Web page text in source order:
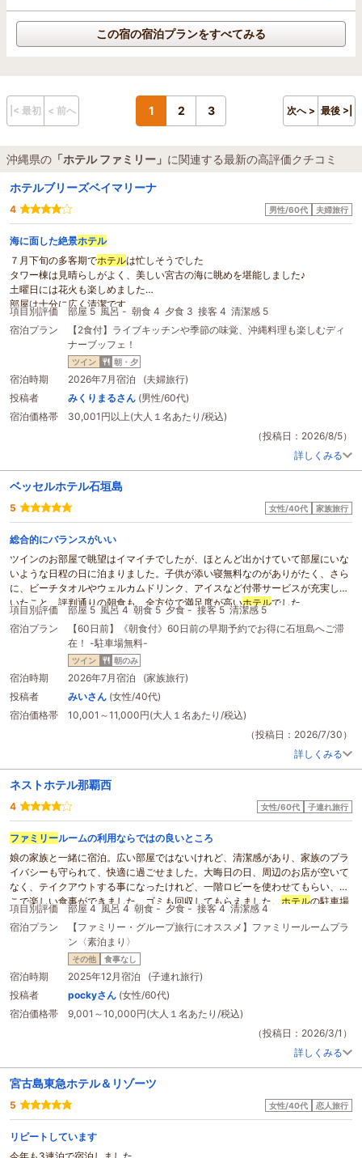
この宿の宿泊プランをすべてみる
|< 最初 < 前へ 1 2 3 次へ > 最後 >|
沖縄県の 「ホテル ファミリー」 に関連する最新の高評価クチコミ
ホテルブリーズベイマリーナ
4 男性/60代 夫婦旅行
海に面した絶景ホテル
７月下旬の多客期でホテルは忙しそうでした
タワー棟は見晴らしがよく、美しい宮古の海に眺めを堪能しました♪
土曜日には花火も楽しめました
部屋は十分に広く清潔です
リゾート内の移動はバスもありますが、トゥクトゥクがまっすぐ目的地まで連
れて行ってくれて快適でした！
フロントにスタッフに外国の方がいて、言葉が聞き取れず、質問しても答えて
くれなかったのが残念でした。その方以外は忙しい中でも丁寧で感じのよい対
応でした
ホテル
ファミリー
向けの設定なのか、夕食のメニューはもう一工夫して
ほしいです。
海もきれいで便利な ホテルでした
項目別評価 部屋 5 風呂 - 朝食 4 夕食 3 接客 4 清潔感 5
宿泊プラン
【2食付】ライブキッチンや季節の味覚、沖縄料理も楽しむディ
ナーブッフェ！
ツイン 朝・夕
宿泊時期
2026年7月宿泊 (夫婦旅行)
投稿者
みくりまるさん (男性/60代)
宿泊価格帯
30,001円以上(大人１名あたり/税込)
（投稿日：2026/8/5）
詳しくみる
ベッセルホテル石垣島
5 女性/40代 家族旅行
総合的にバランスがいい
ツインのお部屋で眺望はイマイチでしたが、ほとんど出かけていて部屋にいな
いような日程の日に泊まりました。子供が添い寝無料なのがありがたく、さら
に、ビーチタオルやウェルカムドリンク、アイスなど付帯サービスが充実して
いたこと、評判通りの朝食も、全方位で満足度が高いホテルでした。
離島ターミナル、ユーグレナモールから徒歩10分くらいで真夏に80代の母を
歩かせることだけ不便さを感じましたが、子連れファミリーで泊まるなら問題
なし。お風呂はユニットバスだけど、この価格なら仕方ないと思えます。総合
的にとてもいいホテルでした。
項目別評価 部屋 5 風呂 4 朝食 5 夕食 - 接客 5 清潔感 5
宿泊プラン
【60日前】《朝食付》60日前の早期予約でお得に石垣島へご滞
在！ -駐車場無料-
ツイン 朝のみ
宿泊時期
2026年7月宿泊 (家族旅行)
投稿者
みいさん (女性/40代)
宿泊価格帯
10,001～11,000円(大人１名あたり/税込)
（投稿日：2026/7/30）
詳しくみる
ネストホテル那覇西
4 女性/60代 子連れ旅行
ファミリールームの利用ならではの良いところ
娘の家族と一緒に宿泊。広い部屋ではないけれど、清潔感があり、家族のプラ
イバシーも守られて、快適に過ごせました。大晦日の日、周辺のお店が空いて
なく、テイクアウトする事になったけれど、一階ロビーを使わせてもらい、そ
こで楽しい食事ができました。ゴミも回収してもらえました。 ホテルの駐車場
が満車で近隣パーキングを探すのに少し大変でした。
項目別評価 部屋 4 風呂 4 朝食 - 夕食 - 接客 4 清潔感 4
宿泊プラン
【ファミリー・グループ旅行にオススメ】ファミリールームプラ
ン〈素泊まり〉
その他 食事なし
宿泊時期
2025年12月宿泊 (子連れ旅行)
投稿者
pockyさん (女性/60代)
宿泊価格帯
9,001～10,000円(大人１名あたり/税込)
（投稿日：2026/3/1）
詳しくみる
宮古島東急ホテル＆リゾーツ
5 女性/40代 恋人旅行
リピートしています